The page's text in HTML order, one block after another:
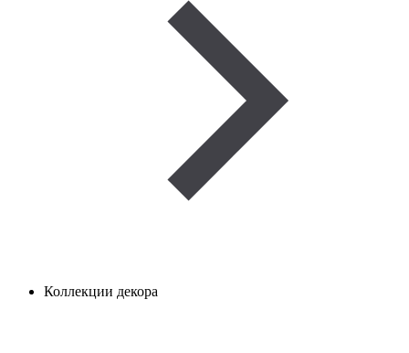
Коллекции декора